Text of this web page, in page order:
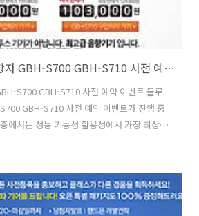
블루투스 이어폰 최강자 GBH-S700 GBH-S710 사전 예약 이벤트
S700 GBH-S710 사전 예약 이벤트 블루
GBH-S710 사전 예약 이벤트가 진행 중
에서는 성능 기능성 활용성에서 가장 최상의
그 상태만으로도 사용자에게 많은 정보를 주
헬스에 대해서 사람들 관심이 많은데요. 만
할 수 있도록 기능을 넣어버렸습니다. 음감